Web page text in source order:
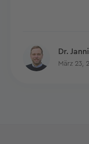
Dr.
März 23,